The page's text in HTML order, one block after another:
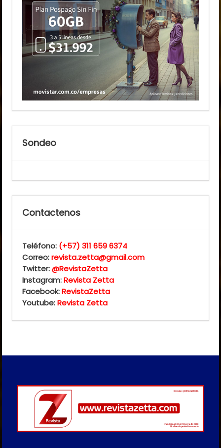
Sondeo
Contactenos
Teléfono: (+57) 311 659 6374
Correo:revista.zetta@gmail.com
Twitter:@RevistaZetta
Instagram:Revista Zetta
Facebook:RevistaZetta
Youtube:Revista Zetta